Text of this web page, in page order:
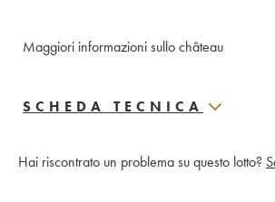
Maggiori informazioni sullo château
SCHEDA TECNICA
Hai riscontrato un problema su questo lotto?